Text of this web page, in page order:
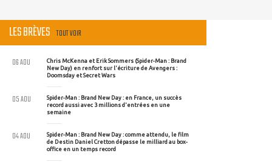
LES BRÈVES TOUT VOIR
Chris McKenna et Erik Sommers (Spider-Man : Brand
New Day) en renfort sur l'écriture de Avengers :
Doomsday et Secret Wars
06 AOU
Spider-Man : Brand New Day : en France, un succès
record aussi avec 3 millions d'entrées en une
semaine
05 AOU
Spider-Man : Brand New Day : comme attendu, le film
de Destin Daniel Cretton dépasse le milliard au box-
office en un temps record
04 AOU